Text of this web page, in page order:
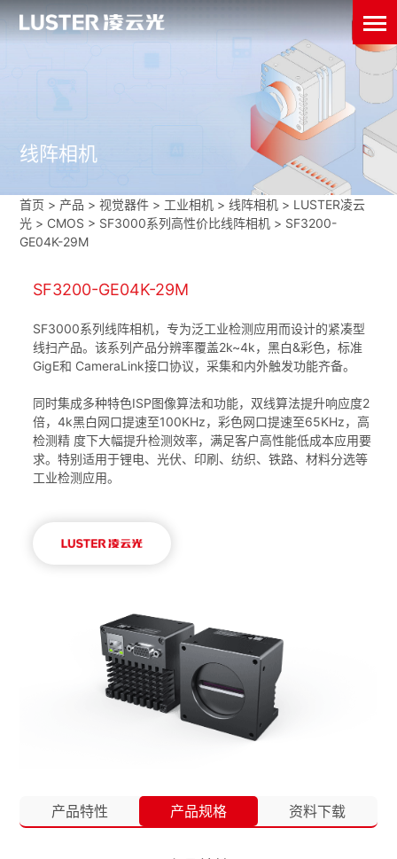
线阵相机
首页 > 产品 > 视觉器件 > 工业相机 >线阵相机 > LUSTER凌云
光 > CMOS > SF3000系列高性价比线阵相机 > SF3200-
GE04K-29M
SF3200-GE04K-29M
SF3000系列线阵相机，专为泛工业检测应用而设计的紧凑型
线扫产品。该系列产品分辨率覆盖2k~4k，黑白&彩色，标准
GigE和 CameraLink接口协议，采集和内外触发功能齐备。
同时集成多种特色ISP图像算法和功能，双线算法提升响应度2
倍，4k黑白网口提速至100KHz，彩色网口提速至65KHz，高
检测精 度下大幅提升检测效率，满足客户高性能低成本应用要
求。特别适用于锂电、光伏、印刷、纺织、铁路、材料分选等
工业检测应用。
产品特性 产品规格 资料下载